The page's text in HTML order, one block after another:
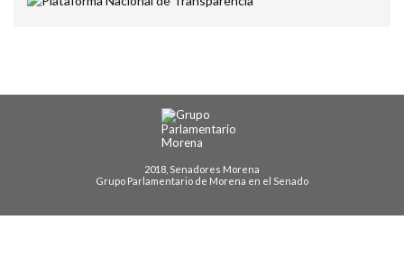
2018, Senadores Morena
Grupo Parlamentario de Morena en el Senado